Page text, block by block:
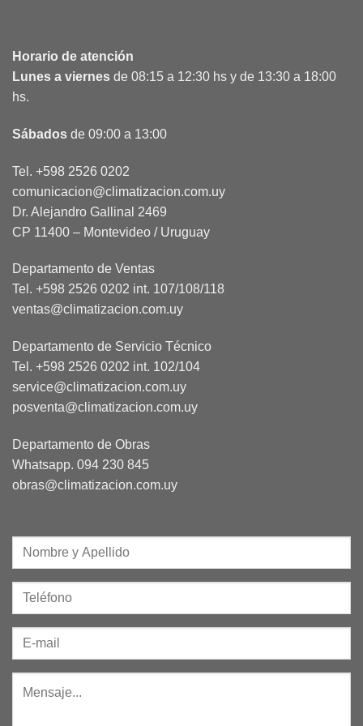
Horario de atención
Lunes a viernes de 08:15 a 12:30 hs y de 13:30 a 18:00
hs.
Sábados de 09:00 a 13:00
Tel. +598 2526 0202
comunicacion@climatizacion.com.uy
Dr. Alejandro Gallinal 2469
CP 11400 – Montevideo / Uruguay
Departamento de Ventas
Tel. +598 2526 0202 int. 107/108/118
ventas@climatizacion.com.uy
Departamento de Servicio Técnico
Tel. +598 2526 0202 int. 102/104
service@climatizacion.com.uy
posventa@climatizacion.com.uy
Departamento de Obras
Whatsapp. 094 230 845
obras@climatizacion.com.uy